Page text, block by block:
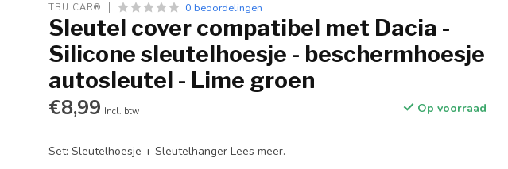
TBU CAR® 0 beoordelingen
Sleutel cover compatibel met Dacia -
Silicone sleutelhoesje - beschermhoesje
autosleutel - Lime groen
€8,99 Incl. btw Op voorraad
Set: Sleutelhoesje + SleutelhangerLees meer.